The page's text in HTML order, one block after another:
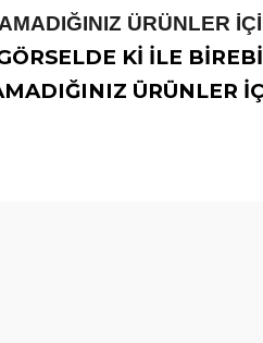
ÜRÜNLER
Kİ İLE
ÜRÜNLER